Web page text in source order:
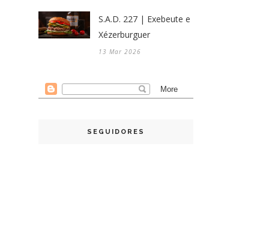
S.A.D. 227 | Exebeute e
Xézerburguer
13 Mar 2026
SEGUIDORES